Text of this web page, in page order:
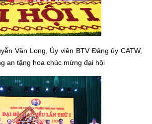
Văn Long, Ủy viên BTV Đảng ủy CATW,
an tặng hoa chúc mừng đại hội